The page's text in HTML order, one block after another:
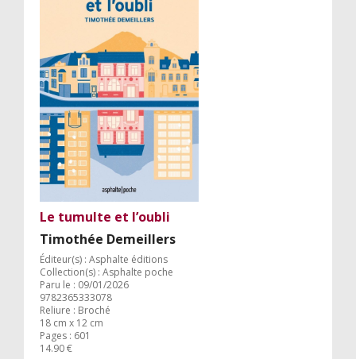
Le tumulte et l’oubli
Timothée Demeillers
Éditeur(s) : Asphalte éditions
Collection(s) : Asphalte poche
Paru le : 09/01/2026
9782365333078
Reliure : Broché
18 cm x 12 cm
Pages : 601
14.90 €